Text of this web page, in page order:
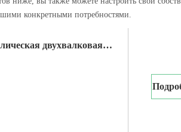
или лист v. В современном цехе
конкретными потребностями.
двухвалковая